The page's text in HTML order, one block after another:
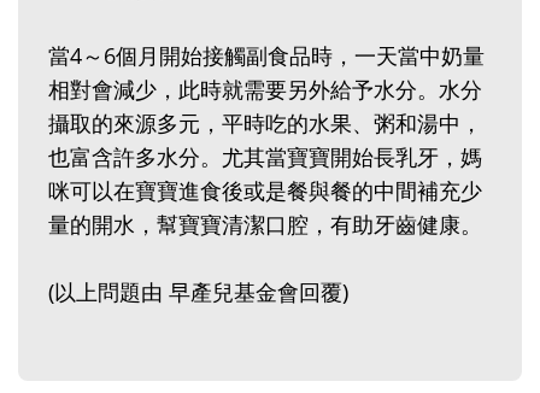
當4～6個月開始接觸副食品時，一天當中奶量
相對會減少，此時就需要另外給予水分。水分
攝取的來源多元，平時吃的水果、粥和湯中，
也富含許多水分。尤其當寶寶開始長乳牙，媽
咪可以在寶寶進食後或是餐與餐的中間補充少
量的開水，幫寶寶清潔口腔，有助牙齒健康。
(以上問題由 早產兒基金會回覆)